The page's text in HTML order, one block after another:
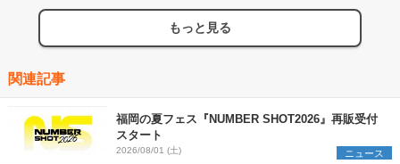
もっと見る
関連記事
福岡の夏フェス『NUMBER SHOT2026』再販受付
スタート
2026/08/01 (土) ニュース